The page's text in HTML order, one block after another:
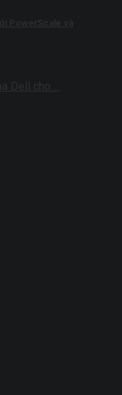
PowerScale và
Dell cho ...